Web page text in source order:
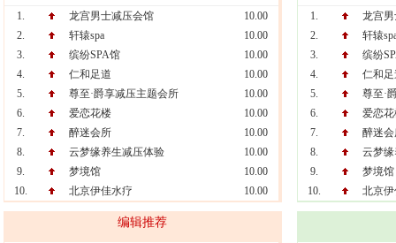
1.
龙宫男士减压会馆
10.00
2.
轩辕spa
10.00
3.
缤纷SPA馆
10.00
4.
仁和足道
10.00
5.
尊至·爵享减压主题会所
10.00
6.
爱恋花楼
10.00
7.
醉迷会所
10.00
8.
云梦缘养生减压体验
10.00
9.
梦境馆
10.00
10.
北京伊佳水疗 10.00
1.
龙宫
2.
轩辕
3.
缤纷
4.
仁和
5.
尊至·
6.
爱恋
7.
醉迷
8.
云梦
9.
梦境馆
10.
北京
编辑推荐